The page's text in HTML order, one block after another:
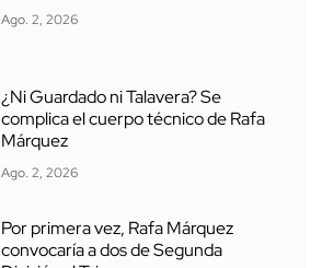
Ago. 2, 2026
¿Ni Guardado ni Talavera? Se
complica el cuerpo técnico de Rafa
Márquez
Ago. 2, 2026
Por primera vez, Rafa Márquez
convocaría a dos de Segunda